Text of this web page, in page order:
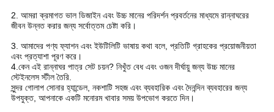
2. আমরা ক্রমাগত ভাল ডিজাইন এবং উচ্চ মানের পরিদর্শন প্রবর্তনের মাধ্যমে রান্নাঘরের
জীবন উন্নত করার জন্য সর্বোত্তম চেষ্টা করি।
3. আমাদের পণ্য ফ্যাশন এবং ইউটিলিটি ভাষায় কথা বলে, প্রতিটি গ্রাহকের প্রয়োজনীয়তা
এবং প্রত্যাশা পূরণ করে।
4.কেন এই রান্নাঘর পাত্র সেট চয়ন? নিখুঁত বেধ এবং ওজন দীর্ঘায়ু জন্য উচ্চ মানের
স্টেইনলেস স্টীল তৈরি.
সুন্দর গোলাপ সোনার হ্যান্ডেল, নকশাটি সহজ এবং ব্যবহারিক এবং দৈনন্দিন ব্যবহারের জন্য
উপযুক্ত, আপনাকে একটি মনোরম খাবার সময় উপভোগ করতে দিন।